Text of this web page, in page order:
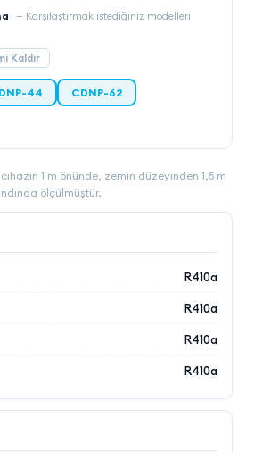
— Karşılaştırmak istediğiniz modelleri
Kaldır
44 CDNP-62
1 m önünde, zemin düzeyinden 1,5 m
ölçülmüştür.
R410a
R410a
R410a
R410a